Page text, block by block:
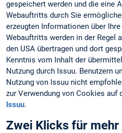
gespeichert werden und die eine
Webauftritts durch Sie
erzeugten Informationen über
Webauftritts werden in der Regel
den USA übertragen und dort
Kenntnis vom Inhalt der
Nutzung durch Issuu. Benutzern
Nutzung von Issuu nicht
zur Verwendung von Cookies auf
Issuu.
Zwei Klicks für mehr